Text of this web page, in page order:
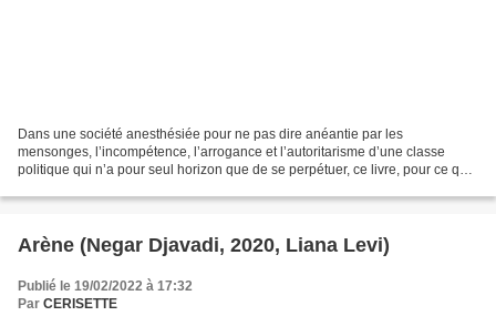
Dans une société anesthésiée pour ne pas dire anéantie par les
mensonges, l’incompétence, l’arrogance et l’autoritarisme d’une classe
politique qui n’a pour seul horizon que de se perpétuer, ce livre, pour ce qu’il
Arène (Negar Djavadi, 2020, Liana Levi)
Publié le 19/02/2022 à 17:32
Par CERISETTE